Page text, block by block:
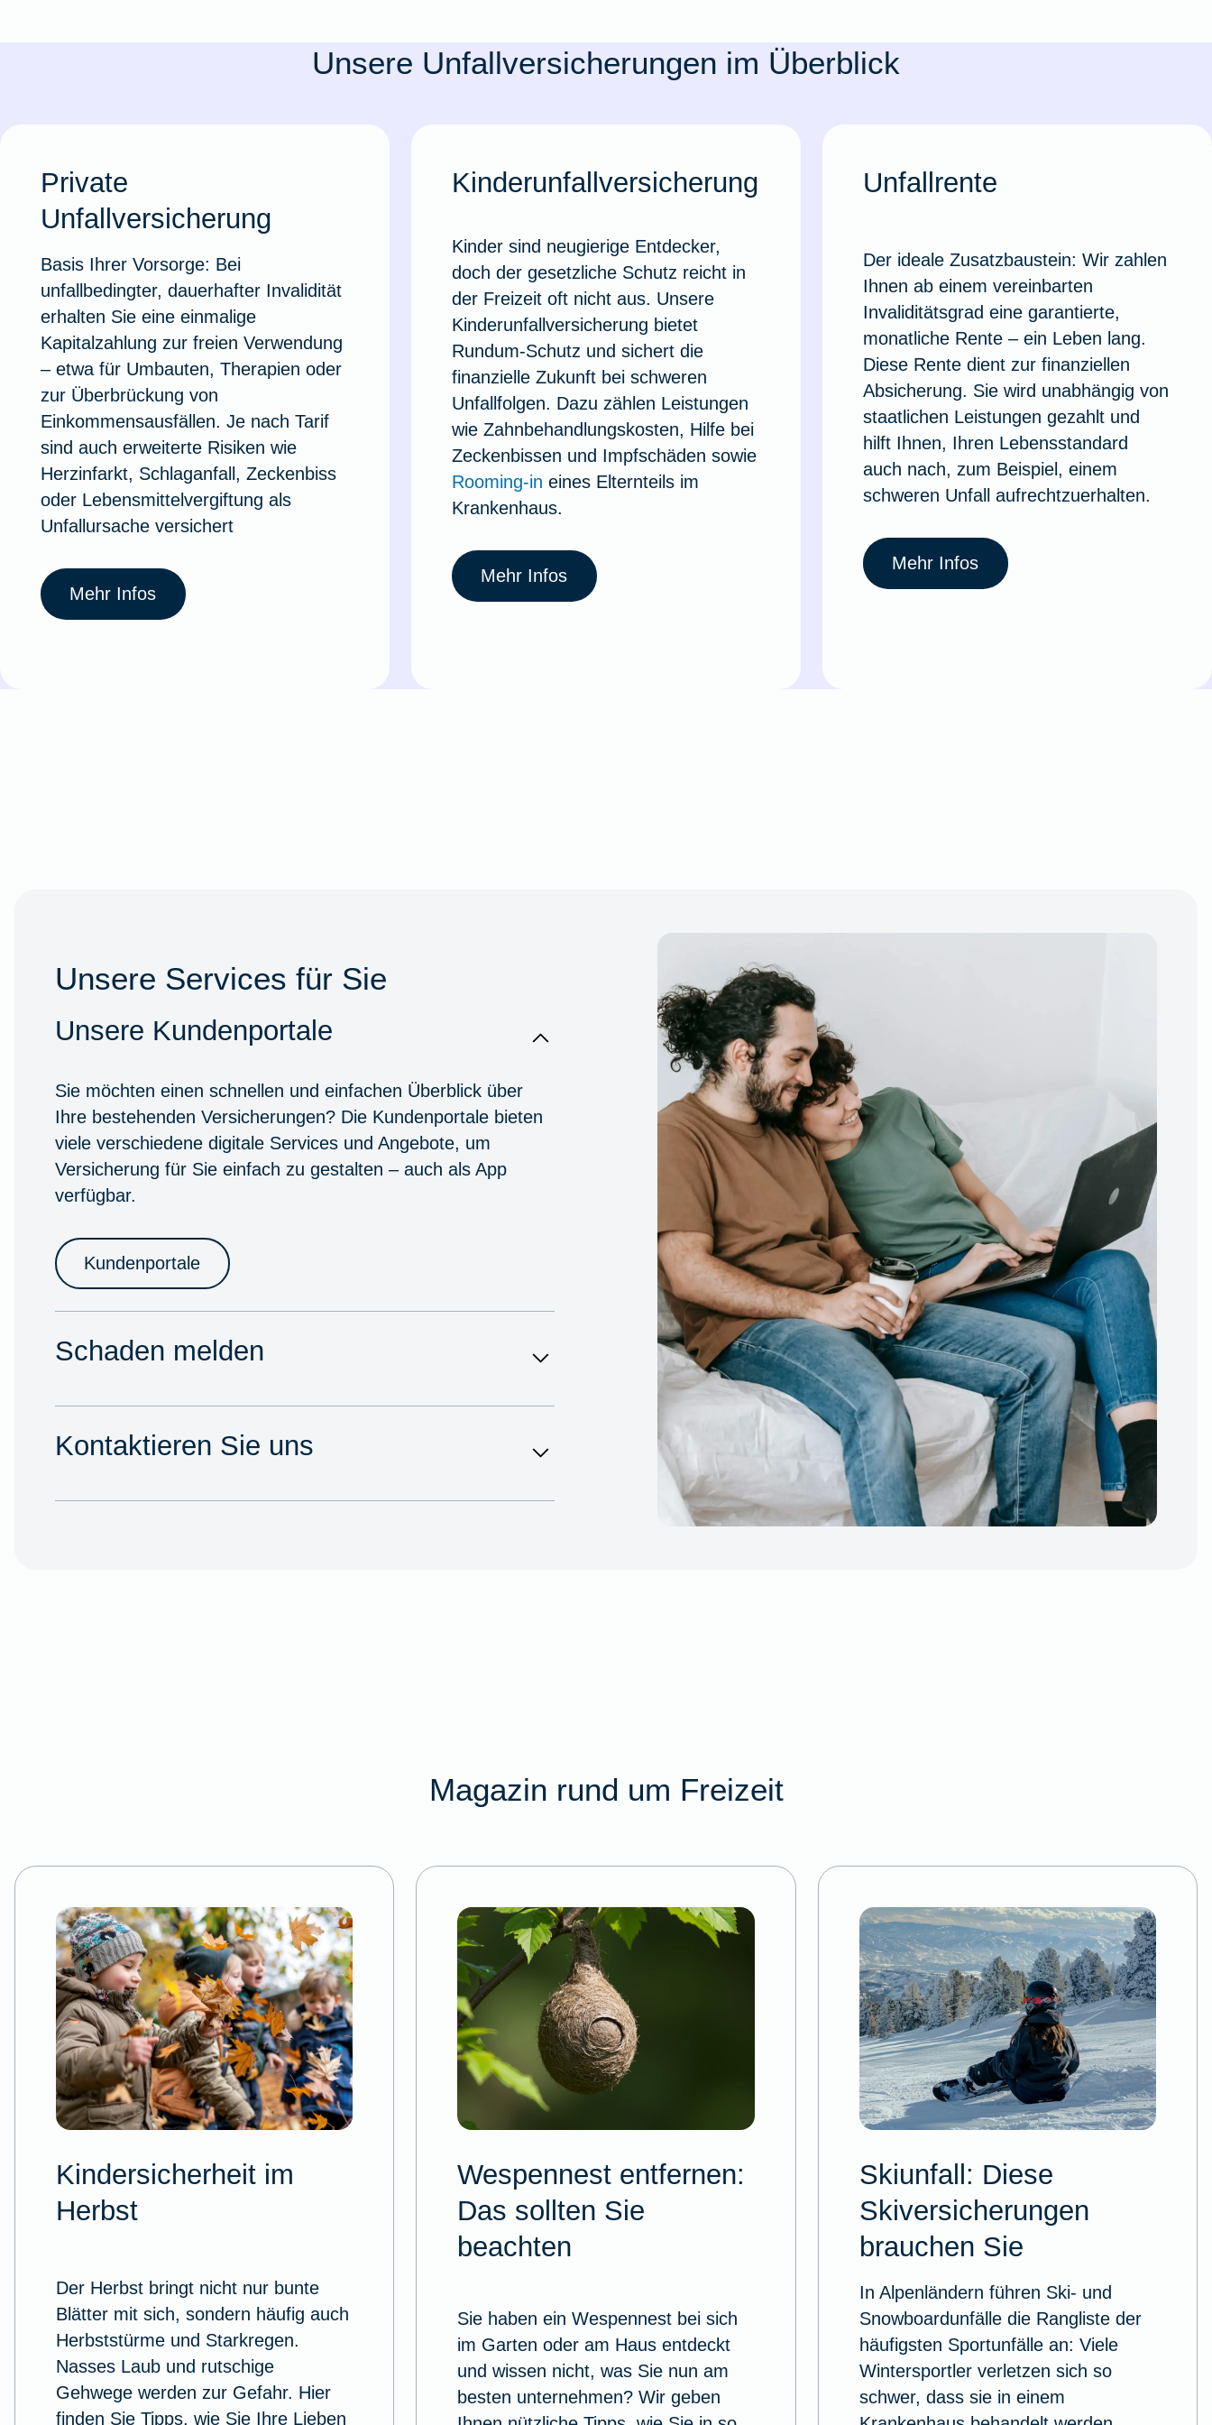
Zur Produktübersicht
Weil du wichtig bist
Unsere Unfallversicherungen im Überblick
Private
Unfallversicherung
Basis Ihrer Vorsorge: Bei
unfallbedingter, dauerhafter Invalidität
erhalten Sie eine einmalige
Kapitalzahlung zur freien Verwendung
– etwa für Umbauten, Therapien oder
zur Überbrückung von
Einkommensausfällen. Je nach Tarif
sind auch erweiterte Risiken wie
Herzinfarkt, Schlaganfall, Zeckenbiss
oder Lebensmittelvergiftung als
Unfallursache versichert
Mehr Infos
Kinderunfallversicherung
Kinder sind neugierige Entdecker,
doch der gesetzliche Schutz reicht in
der Freizeit oft nicht aus. Unsere
Kinderunfallversicherung bietet
Rundum-Schutz und sichert die
finanzielle Zukunft bei schweren
Unfallfolgen. Dazu zählen Leistungen
wie Zahnbehandlungskosten, Hilfe bei
Zeckenbissen und Impfschäden sowie
Rooming-in eines Elternteils im
Krankenhaus.
Mehr Infos
Unfallrente
Der ideale Zusatzbaustein: Wir zahlen
Ihnen ab einem vereinbarten
Invaliditätsgrad eine garantierte,
monatliche Rente – ein Leben lang.
Diese Rente dient zur finanziellen
Absicherung. Sie wird unabhängig von
staatlichen Leistungen gezahlt und
hilft Ihnen, Ihren Lebensstandard
auch nach, zum Beispiel, einem
schweren Unfall aufrechtzuerhalten.
Mehr Infos
Unsere Services für Sie
Unsere Kundenportale
Sie möchten einen schnellen und einfachen Überblick über
Ihre bestehenden Versicherungen? Die Kundenportale bieten
viele verschiedene digitale Services und Angebote, um
Versicherung für Sie einfach zu gestalten – auch als App
verfügbar.
Kundenportale
Schaden melden
Kontaktieren Sie uns
Magazin rund um Freizeit
Kindersicherheit im
Herbst
Der Herbst bringt nicht nur bunte
Blätter mit sich, sondern häufig auch
Herbststürme und Starkregen.
Nasses Laub und rutschige
Gehwege werden zur Gefahr. Hier
finden Sie Tipps, wie Sie Ihre Lieben
Wespennest entfernen:
Das sollten Sie
beachten
Sie haben ein Wespennest bei sich
im Garten oder am Haus entdeckt
und wissen nicht, was Sie nun am
besten unternehmen? Wir geben
Skiunfall: Diese
Skiversicherungen
brauchen Sie
In Alpenländern führen Ski- und
Snowboardunfälle die Rangliste der
häufigsten Sportunfälle an: Viele
Wintersportler verletzen sich so
schwer, dass sie in einem